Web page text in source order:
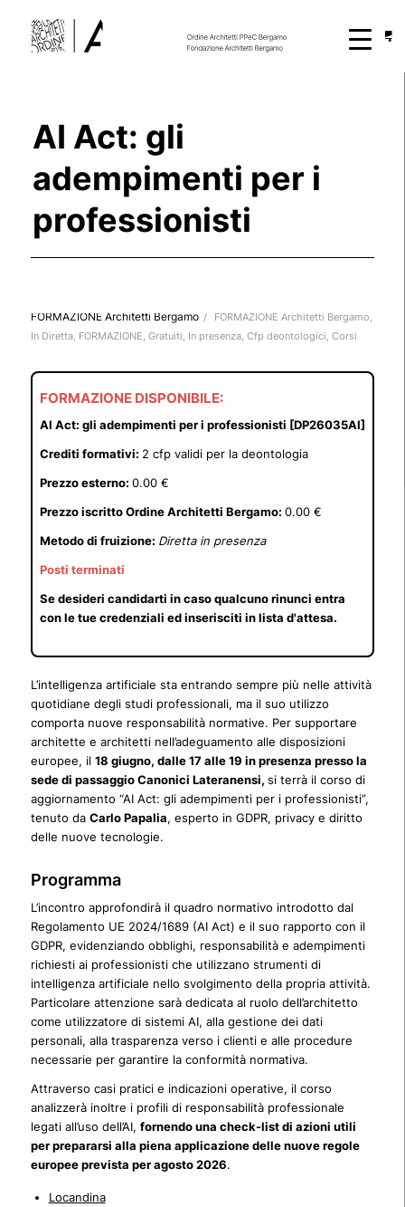
AI Act: gli
adempimenti per i
professionisti
FORMAZIONE Architetti Bergamo / FORMAZIONE Architetti Bergamo,
In Diretta, FORMAZIONE, Gratuiti, In presenza, Cfp deontologici, Corsi
FORMAZIONE DISPONIBILE:
AI Act: gli adempimenti per i professionisti [DP26035AI]
Crediti formativi: 2 cfp validi per la deontologia
Prezzo esterno: 0.00 €
Prezzo iscritto Ordine Architetti Bergamo: 0.00 €
Metodo di fruizione: Diretta in presenza
Posti terminati
Se desideri candidarti in caso qualcuno rinunci entra
con le tue credenziali ed inserisciti in lista d'attesa.
L’intelligenza artificiale sta entrando sempre più nelle attività
quotidiane degli studi professionali, ma il suo utilizzo
comporta nuove responsabilità normative. Per supportare
architette e architetti nell’adeguamento alle disposizioni
europee, il 18 giugno, dalle 17 alle 19 in presenza presso la
sede di passaggio Canonici Lateranensi, si terrà il corso di
aggiornamento “AI Act: gli adempimenti per i professionisti”,
tenuto da Carlo Papalia, esperto in GDPR, privacy e diritto
delle nuove tecnologie.
Programma
L’incontro approfondirà il quadro normativo introdotto dal
Regolamento UE 2024/1689 (AI Act) e il suo rapporto con il
GDPR, evidenziando obblighi, responsabilità e adempimenti
richiesti ai professionisti che utilizzano strumenti di
intelligenza artificiale nello svolgimento della propria attività.
Particolare attenzione sarà dedicata al ruolo dell’architetto
come utilizzatore di sistemi AI, alla gestione dei dati
personali, alla trasparenza verso i clienti e alle procedure
necessarie per garantire la conformità normativa.
Attraverso casi pratici e indicazioni operative, il corso
analizzerà inoltre i profili di responsabilità professionale
legati all’uso dell’AI, fornendo una check-list di azioni utili
per prepararsi alla piena applicazione delle nuove regole
europee prevista per agosto 2026.
Locandina